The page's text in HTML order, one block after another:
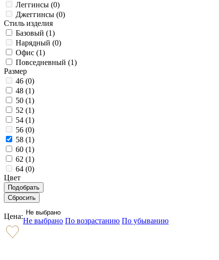
Леггинсы (0)
Джеггинсы (0)
Стиль изделия
Базовый (1)
Нарядный (0)
Офис (1)
Повседневный (1)
Размер
46 (0)
48 (1)
50 (1)
52 (1)
54 (1)
56 (0)
58 (1)
60 (1)
62 (1)
64 (0)
Цвет
Цена: Не выбрано
Не выбрано По возрастанию По убыванию